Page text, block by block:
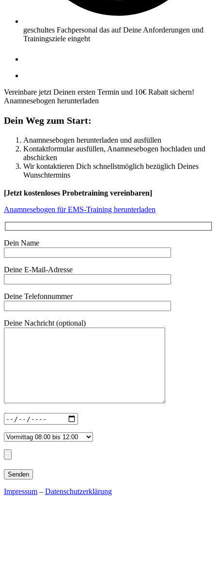
geschultes Fachpersonal das auf Deine Anforderungen und
Trainingsziele eingeht
Vereinbare jetzt Deinen ersten Termin und 10€ Rabatt sichern!
Anamnesebogen herunterladen
Dein Weg zum Start:
Anamnesebogen herunterladen und ausfüllen
Kontaktformular ausfüllen, Anamnesebogen hochladen und
abschicken
Wir kontaktieren Dich schnellstmöglich bezüglich Deines
Wunschtermins
[Jetzt kostenloses Probetraining vereinbaren]
Anamnesebogen für EMS-Training herunterladen
Dein Name
Deine E-Mail-Adresse
Deine Telefonnummer
Deine Nachricht (optional)
Impressum – Datenschutzerklärung